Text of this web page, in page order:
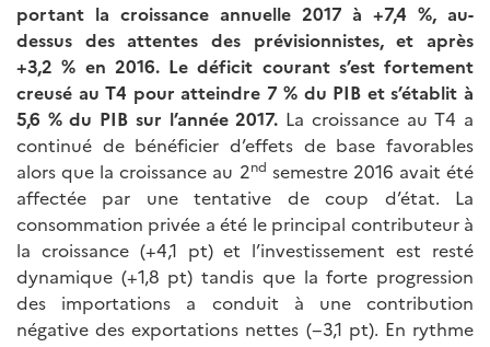
portant la croissance annuelle 2017 à +7,4 %, au-
dessus des attentes des prévisionnistes, et après
+3,2 % en 2016. Le déficit courant s’est fortement
creusé au T4 pour atteindre 7 % du PIB et s’établit à
5,6 % du PIB sur l’année 2017. La croissance au T4 a
continué de bénéficier d’effets de base favorables
alors que la croissance au 2nd semestre 2016 avait été
affectée par une tentative de coup d’état. La
consommation privée a été le principal contributeur à
la croissance (+4,1 pt) et l’investissement est resté
dynamique (+1,8 pt) tandis que la forte progression
des importations a conduit à une contribution
négative des exportations nettes (−3,1 pt). En rythme